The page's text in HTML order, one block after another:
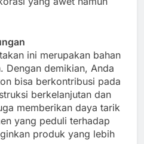
ini merupakan bahan
Dengan demikian, Anda
bisa berkontribusi pada
berkelanjutan dan
memberikan daya tarik
yang peduli terhadap
produk yang lebih